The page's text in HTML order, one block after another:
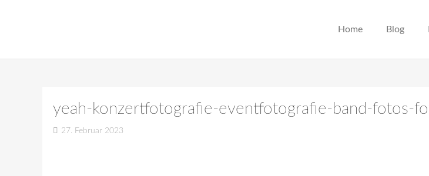
Home Blog
yeah-konzertfotografie-eventfotografie-band-fotos-
27. Februar 2023